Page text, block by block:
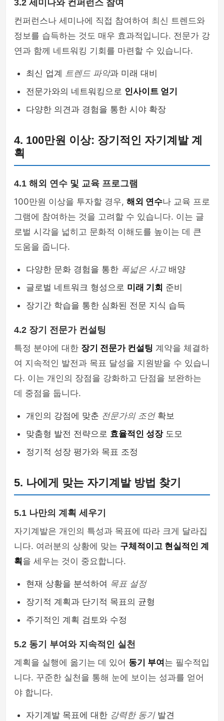
3.2 세미나와 컨퍼런스 참여
컨퍼런스나 세미나에 직접 참여하여 최신 트렌드와
정보를 습득하는 것도 매우 효과적입니다. 전문가 강
연과 함께 네트워킹 기회를 마련할 수 있습니다.
최신 업계 트렌드 파악과 미래 대비
전문가와의 네트워킹으로 인사이트 얻기
다양한 의견과 경험을 통한 시야 확장
4. 100만원 이상: 장기적인 자기계발 계
획
4.1 해외 연수 및 교육 프로그램
100만원 이상을 투자할 경우, 해외 연수나 교육 프로
그램에 참여하는 것을 고려할 수 있습니다. 이는 글
로벌 시각을 넓히고 문화적 이해도를 높이는 데 큰
도움을 줍니다.
다양한 문화 경험을 통한 폭넓은 사고 배양
글로벌 네트워크 형성으로 미래 기회 준비
장기간 학습을 통한 심화된 전문 지식 습득
4.2 장기 전문가 컨설팅
특정 분야에 대한 장기 전문가 컨설팅 계약을 체결하
여 지속적인 발전과 목표 달성을 지원받을 수 있습니
다. 이는 개인의 장점을 강화하고 단점을 보완하는
데 중점을 둡니다.
개인의 강점에 맞춘 전문가의 조언확보
맞춤형 발전 전략으로 효율적인 성장도모
정기적 성장 평가와 목표 조정
5. 나에게 맞는 자기계발 방법 찾기
5.1 나만의 계획 세우기
자기계발은 개인의 특성과 목표에 따라 크게 달라집
니다. 여러분의 상황에 맞는 구체적이고 현실적인 계
획 을 세우는 것이 중요합니다.
현재 상황을 분석하여 목표 설정
장기적 계획과 단기적 목표의 균형
주기적인 계획 검토와 수정
5.2 동기 부여와 지속적인 실천
계획을 실행에 옮기는 데 있어 동기 부여 는 필수적입
니다. 꾸준한 실천을 통해 눈에 보이는 성과를 얻어
야 합니다.
자기계발 목표에 대한 강력한 동기발견